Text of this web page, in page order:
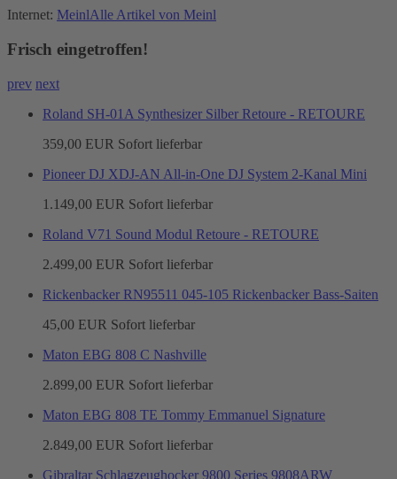
Internet: MeinlAlle Artikel von Meinl
Frisch eingetroffen!
prev next
Roland SH-01A Synthesizer Silber Retoure - RETOURE
359,00 EUR Sofort lieferbar
Pioneer DJ XDJ-AN All-in-One DJ System 2-Kanal Mini
1.149,00 EUR Sofort lieferbar
Roland V71 Sound Modul Retoure - RETOURE
2.499,00 EUR Sofort lieferbar
Rickenbacker RN95511 045-105 Rickenbacker Bass-Saiten
45,00 EUR Sofort lieferbar
Maton EBG 808 C Nashville
2.899,00 EUR Sofort lieferbar
Maton EBG 808 TE Tommy Emmanuel Signature
2.849,00 EUR Sofort lieferbar
Gibraltar Schlagzeughocker 9800 Series 9808ARW